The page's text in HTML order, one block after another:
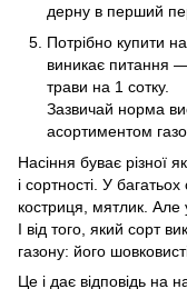
дерну в перший
Потрібно купити
виникає питання —
трави на 1 сотку.
Зазвичай норма
асортиментом
Насіння буває різної
і сортності. У
костриця, мятлик. Але
І від того, який сорт
газону: його
Це і дає відповідь на